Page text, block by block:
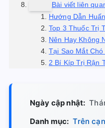
Bài viết liên
Hướng Dẫn
Top 3 Thuốc Trị
Nên Hay Không
Tại Sao Mắt
2 Bí Kíp Trị Rận
Ngày cập nhật:
Danh mục: Trên cạn